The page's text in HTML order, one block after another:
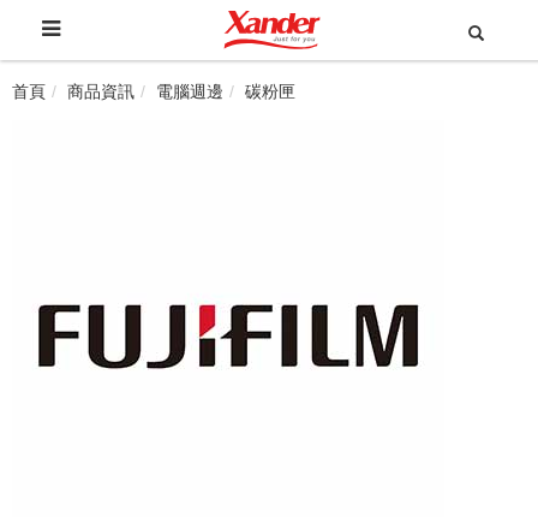
首頁 商品資訊 電腦週邊 碳粉匣